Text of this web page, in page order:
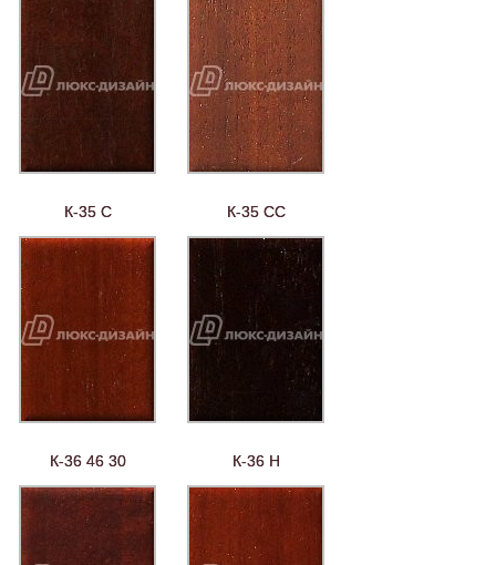
К-35 С К-35 СС
К-36 46 30 К-36 Н